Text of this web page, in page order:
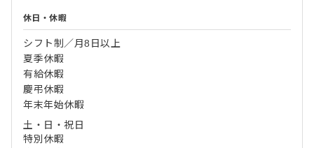
休日・休暇
シフト制／月8日以上
夏季休暇
有給休暇
慶弔休暇
年末年始休暇
土・日・祝日
特別休暇